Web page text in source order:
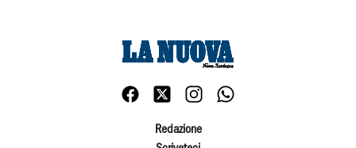
Redazione